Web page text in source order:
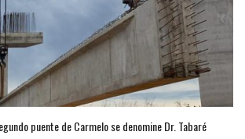
puente de Carmelo se denomine Dr. Tabaré